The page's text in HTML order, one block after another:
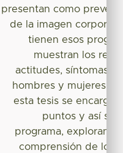
presentan como
de la imagen corporal
tienen esos
muestran los
actitudes, síntomas y
hombres y mujeres;
esta tesis se encarga
puntos y así
programa,
comprensión de los